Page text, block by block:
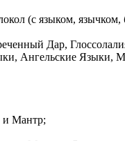
(с языком, язычком,
Дар,
Ангельские Языки,
и Мантр;